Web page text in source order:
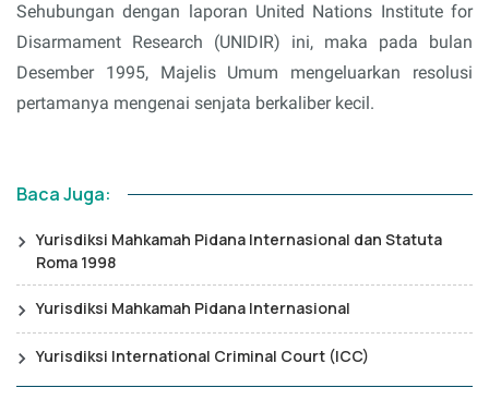
Sehubungan dengan laporan United Nations Institute for
Disarmament Research (UNIDIR) ini, maka pada bulan
Desember 1995, Majelis Umum mengeluarkan resolusi
pertamanya mengenai senjata berkaliber kecil.
Baca Juga:
Yurisdiksi Mahkamah Pidana Internasional dan Statuta
Roma 1998
Yurisdiksi Mahkamah Pidana Internasional
Yurisdiksi International Criminal Court (ICC)